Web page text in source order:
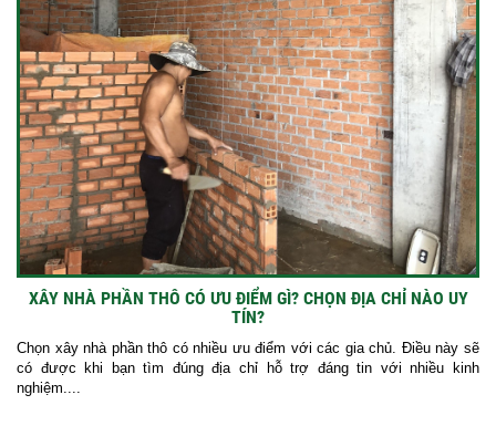
XÂY NHÀ PHẦN THÔ CÓ ƯU ĐIỂM GÌ? CHỌN ĐỊA CHỈ NÀO UY
TÍN?
Chọn xây nhà phần thô có nhiều ưu điểm với các gia chủ. Điều này sẽ
có được khi bạn tìm đúng địa chỉ hỗ trợ đáng tin với nhiều kinh
nghiệm....